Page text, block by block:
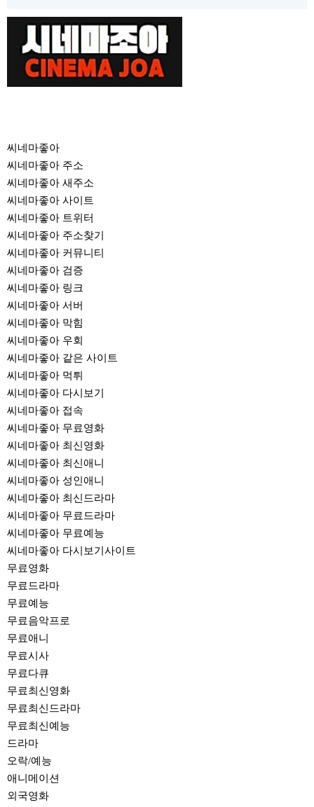
씨네마좋아
씨네마좋아 주소
씨네마좋아 새주소
씨네마좋아 사이트
씨네마좋아 트위터
씨네마좋아 주소찾기
씨네마좋아 커뮤니티
씨네마좋아 검증
씨네마좋아 링크
씨네마좋아 서버
씨네마좋아 막힘
씨네마좋아 우회
씨네마좋아 같은 사이트
씨네마좋아 먹튀
씨네마좋아 다시보기
씨네마좋아 접속
씨네마좋아 무료영화
씨네마좋아 최신영화
씨네마좋아 최신애니
씨네마좋아 성인애니
씨네마좋아 최신드라마
씨네마좋아 무료드라마
씨네마좋아 무료예능
씨네마좋아 다시보기사이트
무료영화
무료드라마
무료예능
무료음악프로
무료애니
무료시사
무료다큐
무료최신영화
무료최신드라마
무료최신예능
드라마
오락/예능
애니메이션
외국영화